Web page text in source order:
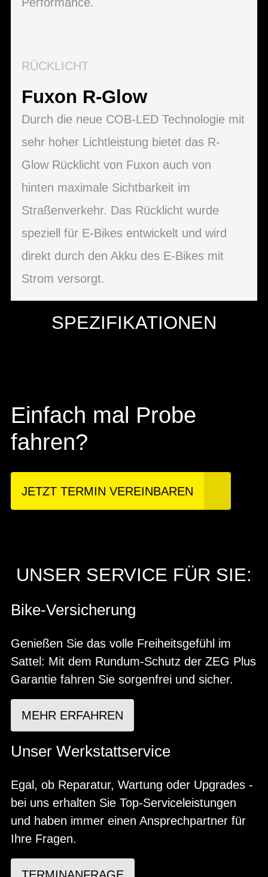
RÜCKLICHT
Fuxon R-Glow
Durch die neue COB-LED Technologie mit
sehr hoher Lichtleistung bietet das R-
Glow Rücklicht von Fuxon auch von
hinten maximale Sichtbarkeit im
Straßenverkehr. Das Rücklicht wurde
speziell für E-Bikes entwickelt und wird
direkt durch den Akku des E-Bikes mit
Strom versorgt.
SPEZIFIKATIONEN
Einfach mal Probe
fahren?
JETZT TERMIN VEREINBAREN
UNSER SERVICE FÜR SIE:
Bike-Versicherung
Genießen Sie das volle Freiheitsgefühl im
Sattel: Mit dem Rundum-Schutz der ZEG Plus
Garantie fahren Sie sorgenfrei und sicher.
MEHR ERFAHREN
Unser Werkstattservice
Egal, ob Reparatur, Wartung oder Upgrades -
bei uns erhalten Sie Top-Serviceleistungen
und haben immer einen Ansprechpartner für
Ihre Fragen.
TERMINANFRAGE